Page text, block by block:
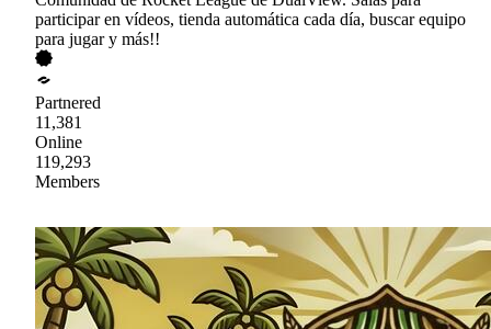
participar en vídeos, tienda automática cada día, buscar equipo
para jugar y más!!
Partnered
11,381
Online
119,293
Members